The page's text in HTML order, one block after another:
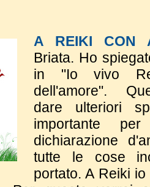
A REIKI CON
Briata. Ho
in "Io vivo
dell'amore".
dare ulteriori
importante
dichiarazione
tutte le cose
portato. A Reiki